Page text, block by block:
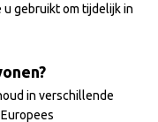
gebruikt om tijdelijk in
in verschillende